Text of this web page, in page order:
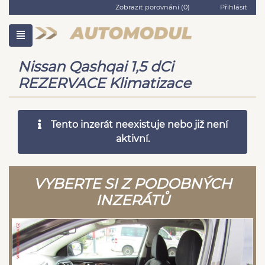
Zobrazit porovnání (0) Přihlásit
Nissan Qashqai 1,5 dCi
REZERVACE Klimatizace
Tento inzerát neexistuje nebo již není
aktivní.
VYBERTE SI Z PODOBNÝCH
INZERÁTŮ